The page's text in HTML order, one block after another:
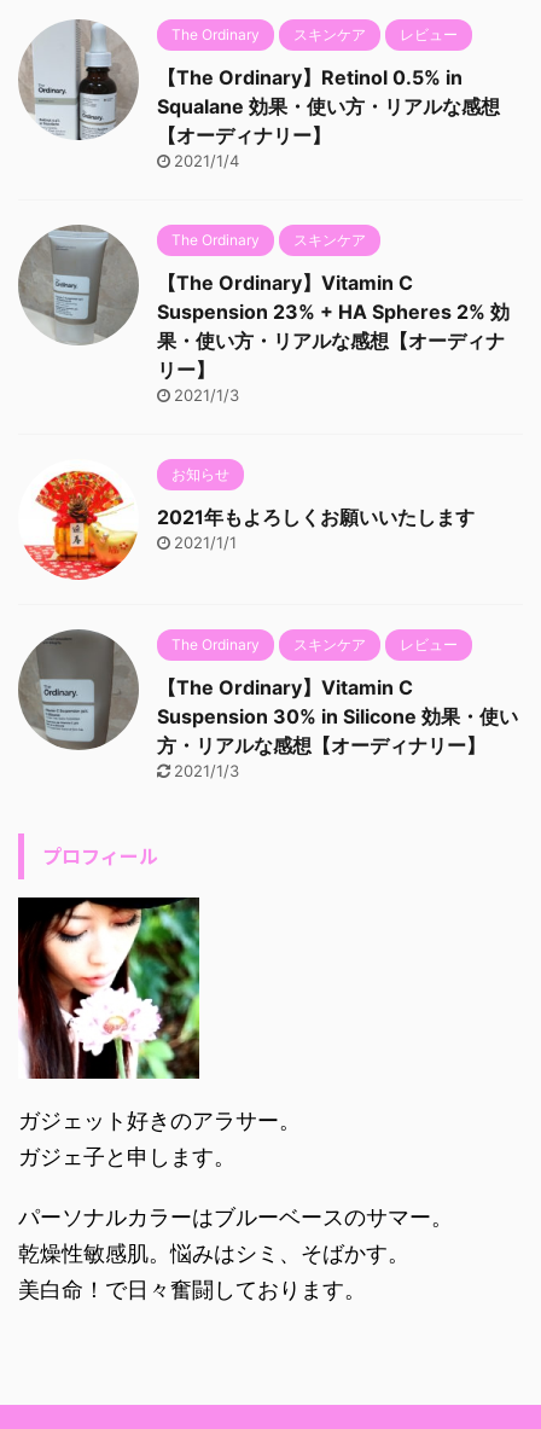
The Ordinary スキンケア レビュー
【The Ordinary】Retinol 0.5% in
Squalane 効果・使い方・リアルな感想
【オーディナリー】
2021/1/4
The Ordinary スキンケア
【The Ordinary】Vitamin C
Suspension 23% + HA Spheres 2% 効
果・使い方・リアルな感想【オーディナ
リー】
2021/1/3
お知らせ
2021年もよろしくお願いいたします
2021/1/1
The Ordinary スキンケア レビュー
【The Ordinary】Vitamin C
Suspension 30% in Silicone 効果・使い
方・リアルな感想【オーディナリー】
2021/1/3
プロフィール
ガジェット好きのアラサー。
ガジェ子と申します。
パーソナルカラーはブルーベースのサマー。
乾燥性敏感肌。悩みはシミ、そばかす。
美白命！で日々奮闘しております。